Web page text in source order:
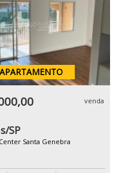
APARTAMENTO
venda
SP
Santa Genebra